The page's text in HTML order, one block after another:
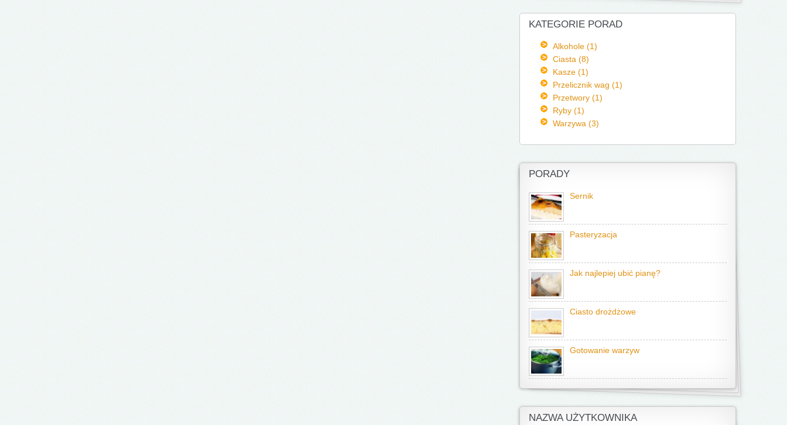
KATEGORIE PORAD
Alkohole (1)
Ciasta (8)
Kasze (1)
Przelicznik wag (1)
Przetwory (1)
Ryby (1)
Warzywa (3)
PORADY
Sernik
Pasteryzacja
Jak najlepiej ubić pianę?
Ciasto drożdżowe
Gotowanie warzyw
NAZWA UŻYTKOWNIKA